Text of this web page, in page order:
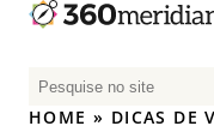
P
e
HOME » DICAS DE